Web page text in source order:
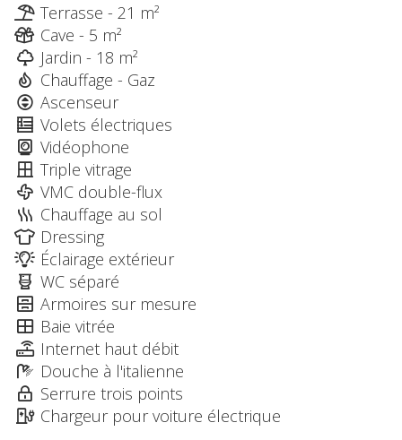
Terrasse - 21 m²
Cave - 5 m²
Jardin - 18 m²
Chauffage - Gaz
Ascenseur
Volets électriques
Vidéophone
Triple vitrage
VMC double-flux
Chauffage au sol
Dressing
Éclairage extérieur
WC séparé
Armoires sur mesure
Baie vitrée
Internet haut débit
Douche à l'italienne
Serrure trois points
Chargeur pour voiture électrique